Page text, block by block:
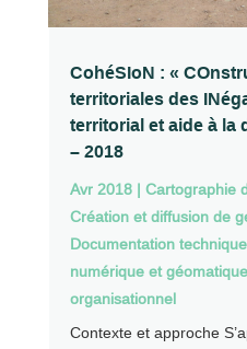
CohéSIoN : «
territoriales des
territorial et aide à la
– 2018
Avr 2018| Cartographie
Création et diffusion de
Documentation technique
numérique et
organisationnel
Contexte et approche